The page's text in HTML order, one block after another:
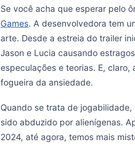
Se você acha que esperar pelo
Games. A desenvolvedora tem
arte. Desde a estreia do trailer
Jason e Lucia causando
especulações e teorias. E,
fogueira da ansiedade.
Quando se trata de
sido abduzido por alienígenas.
2024, até agora, temos mais